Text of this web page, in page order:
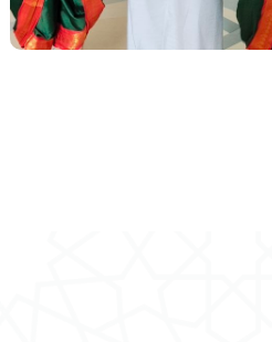
mamlakatlaridan tashrif
o‘qituvchilar, olimlar,